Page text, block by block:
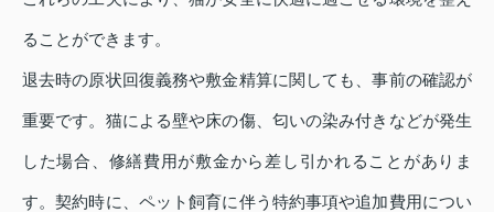
ることができます。
退去時の原状回復義務や敷金精算に関しても、事前の確認が
重要です。猫による壁や床の傷、匂いの染み付きなどが発生
した場合、修繕費用が敷金から差し引かれることがありま
す。契約時に、ペット飼育に伴う特約事項や追加費用につい